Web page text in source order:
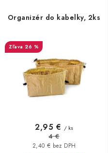
Organizér do kabelky, 2ks
26 %
2,40 € bez DPH
2,95 € / ks
4 €